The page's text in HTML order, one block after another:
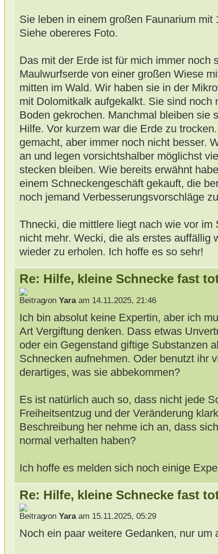
Sie leben in einem großen Faunarium mit
Siehe obereres Foto.
Das mit der Erde ist für mich immer noch
Maulwurfserde von einer großen Wiese
mitten im Wald. Wir haben sie in der
mit Dolomitkalk aufgekalkt. Sie sind noch
Boden gekrochen. Manchmal bleiben sie
Hilfe. Vor kurzem war die Erde zu
gemacht, aber immer noch nicht besser.
an und legen vorsichtshalber möglichst
stecken bleiben. Wie bereits erwähnt
einem Schneckengeschäft gekauft, die
noch jemand Verbesserungsvorschläge
Thnecki, die mittlere liegt nach wie vor im
nicht mehr. Wecki, die als erstes auffällig
wieder zu erholen. Ich hoffe es so sehr!
Re: Hilfe, kleine Schnecke fast
von Yaraam 14.11.2025, 21:46
Ich bin absolut keine Expertin, aber ich
Art Vergiftung denken. Dass etwas
oder ein Gegenstand giftige Substanzen
Schnecken aufnehmen. Oder benutzt ihr
derartiges, was sie abbekommen?
Es ist natürlich auch so, dass nicht jede
Freiheitsentzug und der Veränderung
Beschreibung her nehme ich an, dass
normal verhalten haben?
Ich hoffe es melden sich noch einige
Re: Hilfe, kleine Schnecke fast
von Yaraam 15.11.2025, 05:29
Noch ein paar weitere Gedanken, nur um